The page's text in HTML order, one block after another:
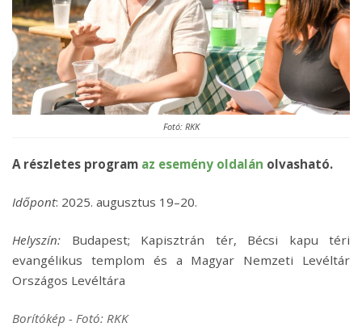
Fotó: RKK
A részletes program az esemény oldalán olvasható.
Időpont: 2025. augusztus 19–20.
Helyszín: Budapest; Kapisztrán tér, Bécsi kapu téri
evangélikus templom és a Magyar Nemzeti Levéltár
Országos Levéltára
Borítókép - Fotó: RKK